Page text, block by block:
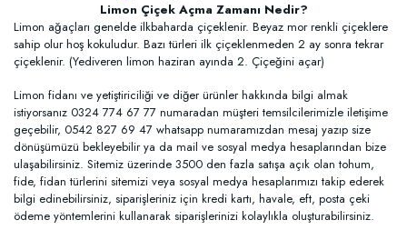
Limon Çiçek Açma Zamanı Nedir?
Limon ağaçları genelde ilkbaharda çiçeklenir. Beyaz mor renkli çiçeklere
sahip olur hoş kokuludur. Bazı türleri ilk çiçeklenmeden 2 ay sonra tekrar
çiçeklenir. (Yediveren limon haziran ayında 2. Çiçeğini açar)
Limon fidanı ve yetiştiriciliği ve diğer ürünler hakkında bilgi almak
istiyorsanız 0324 774 67 77 numaradan müşteri temsilcilerimizle iletişime
geçebilir, 0542 827 69 47 whatsapp numaramızdan mesaj yazıp size
dönüşümüzü bekleyebilir ya da mail ve sosyal medya hesaplarından bize
ulaşabilirsiniz. Sitemiz üzerinde 3500 den fazla satışa açık olan tohum,
fide, fidan türlerini sitemizi veya sosyal medya hesaplarımızı takip ederek
bilgi edinebilirsiniz, siparişleriniz için kredi kartı, havale, eft, posta çeki
ödeme yöntemlerini kullanarak siparişlerinizi kolaylıkla oluşturabilirsiniz.